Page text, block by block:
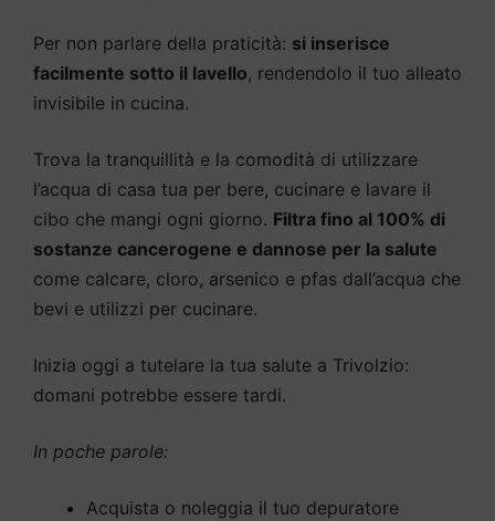
Per non parlare della praticità: si inserisce
facilmente sotto il lavello, rendendolo il tuo alleato
invisibile in cucina.
Trova la tranquillità e la comodità di utilizzare
l’acqua di casa tua per bere, cucinare e lavare il
cibo che mangi ogni giorno. Filtra fino al 100% di
sostanze cancerogene e dannose per la salute
come calcare, cloro, arsenico e pfas dall’acqua che
bevi e utilizzi per cucinare.
Inizia oggi a tutelare la tua salute a Trivolzio:
domani potrebbe essere tardi.
In poche parole:
Acquista o noleggia il tuo depuratore